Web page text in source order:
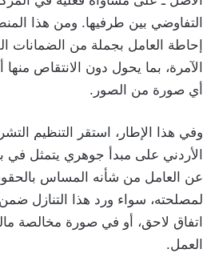
التفاوضي بين طرفيها. ومن هذا
إحاطة العامل بجملة من الضمانات
الآمرة، بما يحول دون الانتقاص منها
أي صورة من الصور.
وفي هذا الإطار، استقر التنظيم
الأردني على مبدأ جوهري يتمثل في
عن العامل من شأنه المساس
لمصلحته، سواء ورد هذا التنازل
اتفاق لاحق، أو في صورة مخالصة
العمل.